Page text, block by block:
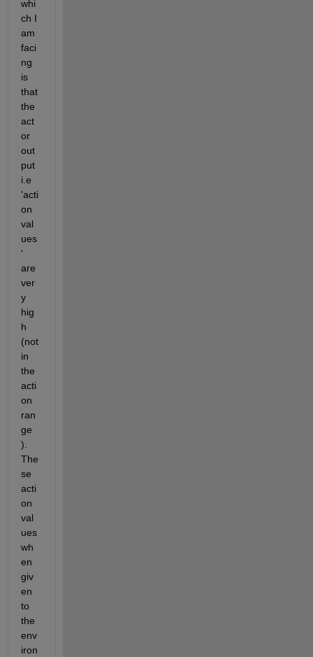
whi
ch I
am
faci
ng
is
that
the
act
or
out
put
i.e
'acti
on
val
ues
'
are
ver
y
hig
h
(not
in
the
acti
on
ran
ge
).
The
se
acti
on
val
ues
wh
en
giv
en
to
the
env
iron